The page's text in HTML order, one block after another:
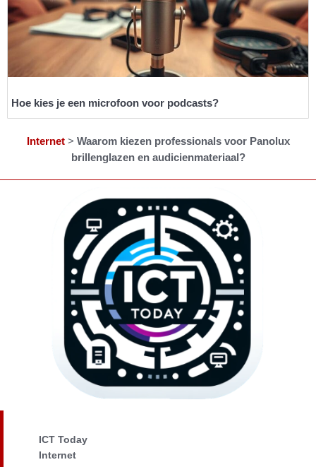
Hoe kies je een microfoon voor podcasts?
Internet> Waarom kiezen professionals voor Panolux
brillenglazen en audicienmateriaal?
ICT Today
Internet